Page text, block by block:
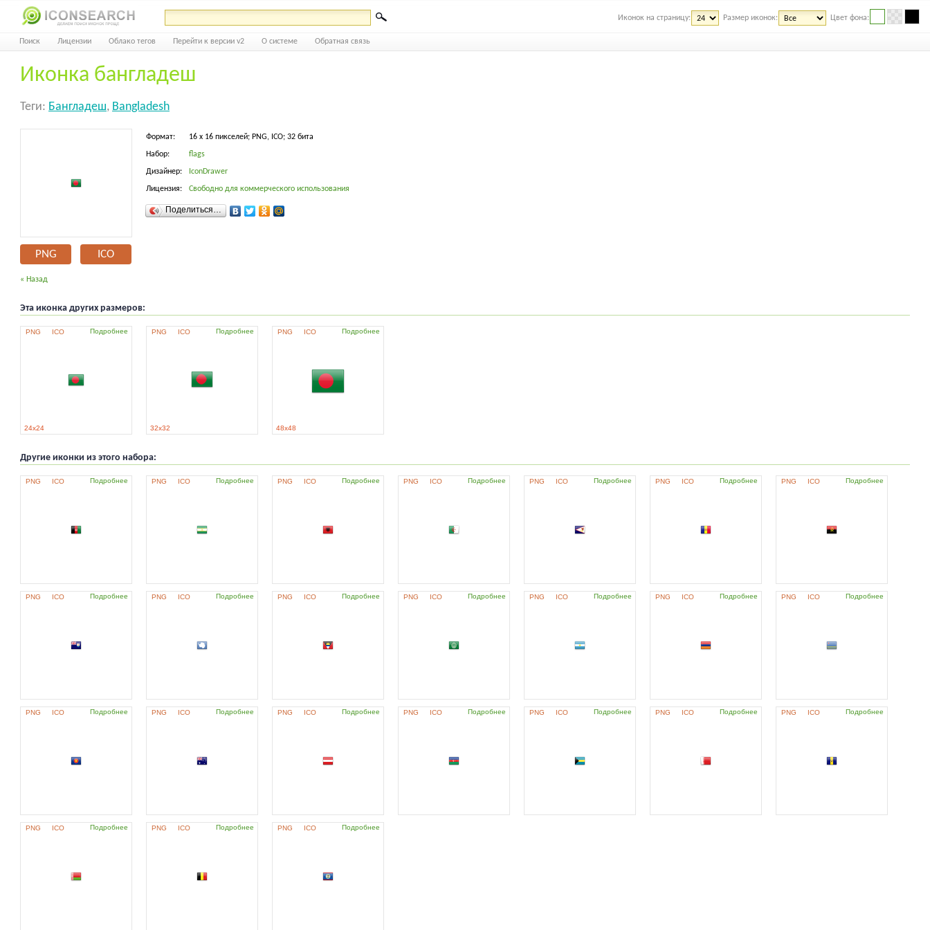
Иконок на страницу: Размер иконок: Цвет фона:
Поиск Лицензии Облако тегов Перейти к версии v2 О системе Обратная связь
Иконка бангладеш
Теги: Бангладеш, Bangladesh
PNG ICO
Формат: 16 x 16 пикселей; PNG, ICO; 32 бита
Набор: flags
Дизайнер: IconDrawer
Лицензия: Свободно для коммерческого использования
Поделиться…
« Назад
Эта иконка других размеров:
PNG ICO Подробнее
24x24
PNG ICO Подробнее
32x32
PNG ICO Подробнее
48x48
Другие иконки из этого набора:
PNG ICO Подробнее PNG ICO Подробнее PNG ICO Подробнее PNG ICO Подробнее PNG ICO Подробнее PNG ICO Подробнее PNG ICO Подробнее
PNG ICO Подробнее PNG ICO Подробнее PNG ICO Подробнее PNG ICO Подробнее PNG ICO Подробнее PNG ICO Подробнее PNG ICO Подробнее
PNG ICO Подробнее PNG ICO Подробнее PNG ICO Подробнее PNG ICO Подробнее PNG ICO Подробнее PNG ICO Подробнее PNG ICO Подробнее
PNG ICO Подробнее PNG ICO Подробнее PNG ICO Подробнее